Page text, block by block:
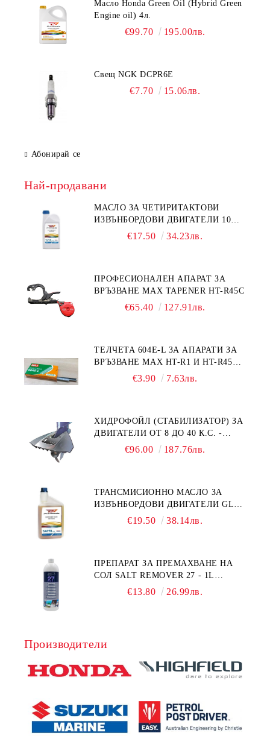
Масло Honda Green Oil (Hybrid Green
Engine oil) 4л.
€99.70 195.00лв.
Свещ NGK DCPR6E
€7.70 15.06лв.
Абонирай се
Най-продавани
МАСЛО ЗА ЧЕТИРИТАКТОВИ
ИЗВЪНБОРДОВИ ДВИГАТЕЛИ 10W-
30 HONDA MARINE 08221-999-
€17.50 34.23лв.
ПРОФЕСИОНАЛЕН АПАРАТ ЗА
ВРЪЗВАНЕ MAX TAPENER HT-R45C
€65.40 127.91лв.
ТЕЛЧЕТА 604E-L ЗА АПАРАТИ ЗА
ВРЪЗВАНЕ MAX HT-R1 И HT-R45C
€3.90 7.63лв.
ХИДРОФОЙЛ (СТАБИЛИЗАТОР) ЗА
ДВИГАТЕЛИ ОТ 8 ДО 40 К.С. -
УНИВЕРСАЛЕН SE SPORT 200
€96.00 187.76лв.
ТРАНСМИСИОННО МАСЛО ЗА
ИЗВЪНБОРДОВИ ДВИГАТЕЛИ GL4
HONDA MARINE 08251-999-102PRO
€19.50 38.14лв.
ПРЕПАРАТ ЗА ПРЕМАХВАНЕ НА
СОЛ SALT REMOVER 27 - 1L
NAUTIC CLEAN
€13.80 26.99лв.
Производители